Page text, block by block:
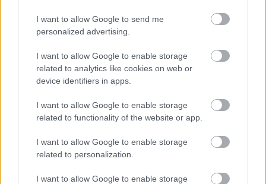
I want to allow Google to send me
personalized advertising.
I want to allow Google to enable storage
related to analytics like cookies on web or
device identifiers in apps.
I want to allow Google to enable storage
related to functionality of the website or app.
I want to allow Google to enable storage
related to personalization.
I want to allow Google to enable storage
Procountor Financials
Procountor Ledger
Procountor Utlägg